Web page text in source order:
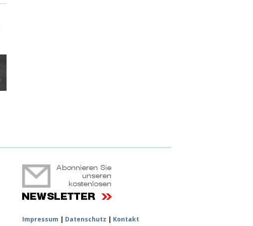
Impressum | Datenschutz | Kontakt